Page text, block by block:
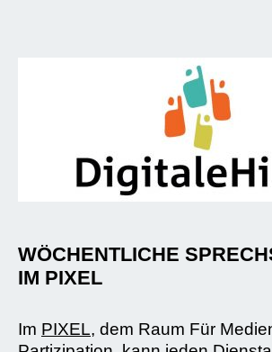
WÖCHENTLICHE
IM PIXEL
Im PIXEL, dem Raum Für